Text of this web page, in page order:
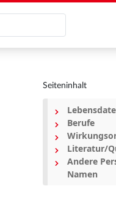
Seiteninhalt
Berufe
Literatur/
Andere
Namen